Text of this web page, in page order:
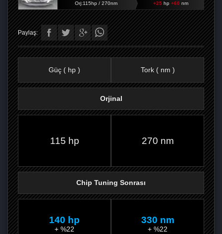
Orj:115hp / 270nm +25hp +60 nm
Paylaş:
Güç ( hp ) Tork ( nm )
Orjinal
115 hp 270 nm
Chip Tuning Sonrası
140 hp
+ %22
330 nm
+ %22